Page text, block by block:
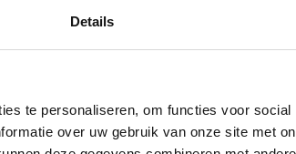
Details
te personaliseren, om functies voor
over uw gebruik van onze site met